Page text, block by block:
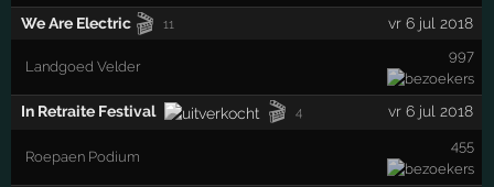
We Are Electric 🎬 11 vr 6 jul 2018
Landgoed Velder
997
In Retraite Festival 🎬 4 vr 6 jul 2018
Roepaen Podium
455